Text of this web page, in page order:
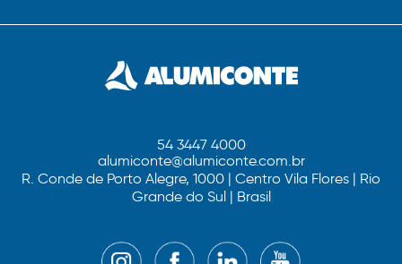
54 3447 4000
alumiconte@alumiconte.com.br
R. Conde de Porto Alegre, 1000 | Centro Vila Flores | Rio
Grande do Sul | Brasil